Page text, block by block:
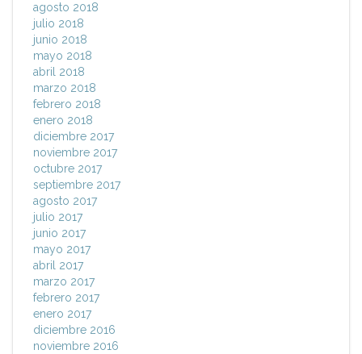
agosto 2018
julio 2018
junio 2018
mayo 2018
abril 2018
marzo 2018
febrero 2018
enero 2018
diciembre 2017
noviembre 2017
octubre 2017
septiembre 2017
agosto 2017
julio 2017
junio 2017
mayo 2017
abril 2017
marzo 2017
febrero 2017
enero 2017
diciembre 2016
noviembre 2016